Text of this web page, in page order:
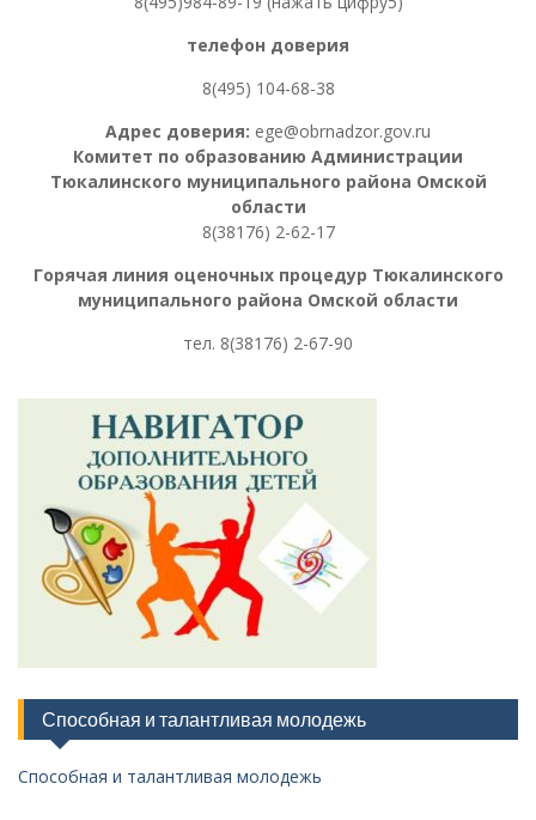
телефон доверия
8(495) 104-68-38
Адрес доверия: ege@obrnadzor.gov.ru
Комитет по образованию Администрации
Тюкалинского муниципального района Омской
области
8(38176) 2-62-17
Горячая линия оценочных процедур Тюкалинского
муниципального района Омской области
тел. 8(38176) 2-67-90
Способная и талантливая молодежь
Способная и талантливая молодежь